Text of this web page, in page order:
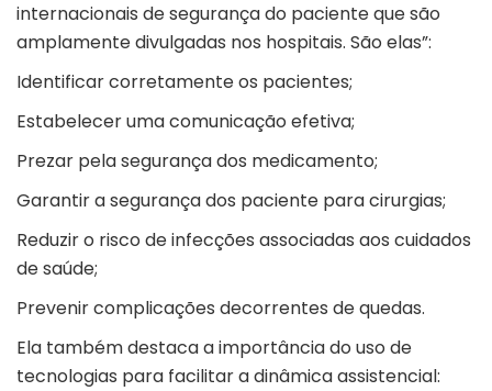
internacionais de segurança do paciente que são
amplamente divulgadas nos hospitais. São elas”:
Identificar corretamente os pacientes;
Estabelecer uma comunicação efetiva;
Prezar pela segurança dos medicamento;
Garantir a segurança dos paciente para cirurgias;
Reduzir o risco de infecções associadas aos cuidados
de saúde;
Prevenir complicações decorrentes de quedas.
Ela também destaca a importância do uso de
tecnologias para facilitar a dinâmica assistencial: